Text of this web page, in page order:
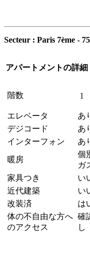
Secteur : Paris 7ème -
アパートメントの詳細
階数 1
エレベータ
あ
デジコード
あ
インターフォン
あ
暖房
個
ガ
家具つき
い
近代建築
い
改装済
は
体の不自由な方へ
のアクセス
確
し